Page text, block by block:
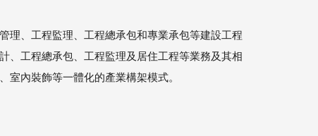
理、工程監理、工程總承包和專業承包等建設工程
、工程總承包、工程監理及居住工程等業務及其相
內裝飾等一體化的產業構架模式。